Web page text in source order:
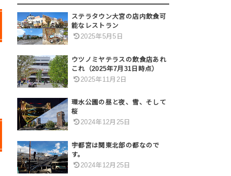
ステラタウン大宮の店内飲食可
能なレストラン
2025年5月5日
ウツノミヤテラスの飲食店あれ
これ（2025年7月31日時点）
2025年11月2日
環水公園の昼と夜、雪、そして
桜
2024年12月25日
宇都宮は関東北部の都なので
す。
2024年12月25日